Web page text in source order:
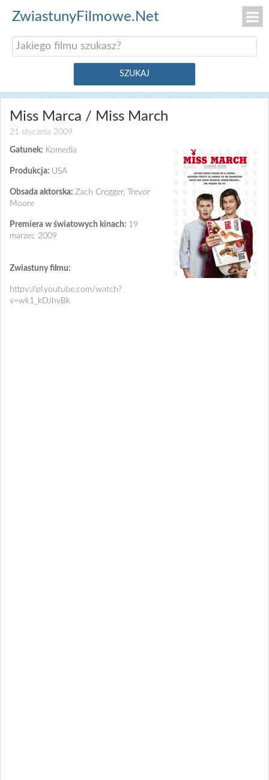
ZwiastunyFilmowe.Net
Miss Marca / Miss March
21 stycznia 2009
Gatunek: Komedia
Produkcja: USA
Obsada aktorska: Zach Cregger, Trevor
Moore
Premiera w światowych kinach: 19
marzec 2009
Zwiastuny filmu:
httpv://pl.youtube.com/watch?
v=wk1_kDJhyBk